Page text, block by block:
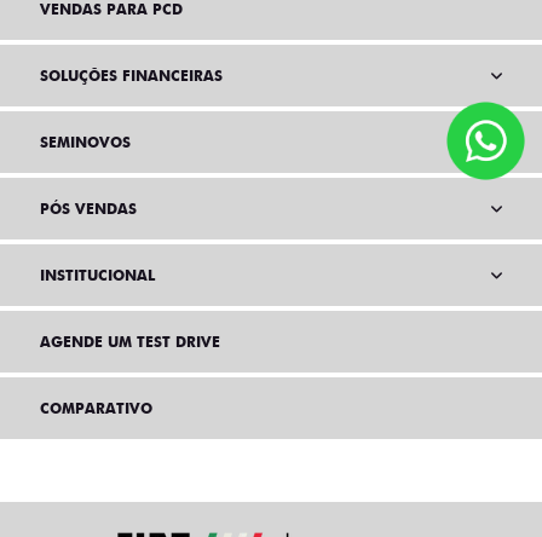
VENDAS PARA PCD
SOLUÇÕES FINANCEIRAS
SEMINOVOS
PÓS VENDAS
INSTITUCIONAL
AGENDE UM TEST DRIVE
COMPARATIVO